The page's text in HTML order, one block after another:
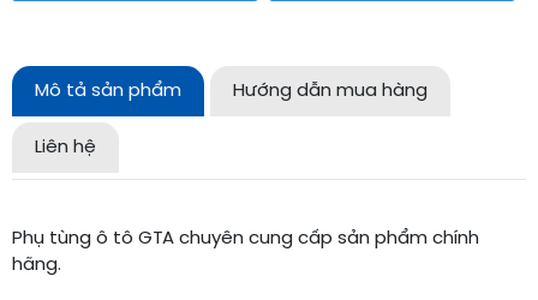
Mô tả sản phẩm Hướng dẫn mua hàng
Liên hệ
Phụ tùng ô tô GTA chuyên cung cấp sản phẩm chính
hãng.